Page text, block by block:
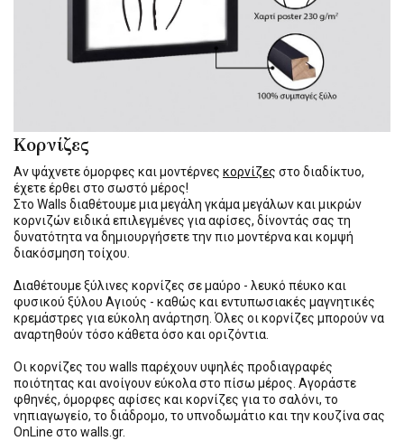
Κορνίζες
Αν ψάχνετε όμορφες και μοντέρνες κορνίζες στο διαδίκτυο,
έχετε έρθει στο σωστό μέρος!
Στο Walls διαθέτουμε μια μεγάλη γκάμα μεγάλων και μικρών
κορνιζών ειδικά επιλεγμένες για αφίσες, δίνοντάς σας τη
δυνατότητα να δημιουργήσετε την πιο μοντέρνα και κομψή
διακόσμηση τοίχου.
Διαθέτουμε ξύλινες κορνίζες σε μαύρο - λευκό πέυκο και
φυσικού ξύλου Αγιούς - καθώς και εντυπωσιακές μαγνητικές
κρεμάστρες για εύκολη ανάρτηση. Όλες οι κορνίζες μπορούν να
αναρτηθούν τόσο κάθετα όσο και οριζόντια.
Οι κορνίζες του walls παρέχουν υψηλές προδιαγραφές
ποιότητας και ανοίγουν εύκολα στο πίσω μέρος. Αγοράστε
φθηνές, όμορφες αφίσες και κορνίζες για το σαλόνι, το
νηπιαγωγείο, το διάδρομο, το υπνοδωμάτιο και την κουζίνα σας
OnLine στο walls.gr.